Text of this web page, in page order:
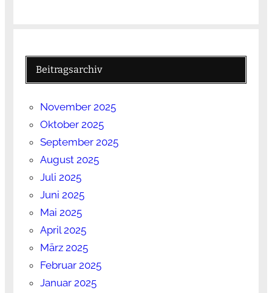
Beitragsarchiv
November 2025
Oktober 2025
September 2025
August 2025
Juli 2025
Juni 2025
Mai 2025
April 2025
März 2025
Februar 2025
Januar 2025